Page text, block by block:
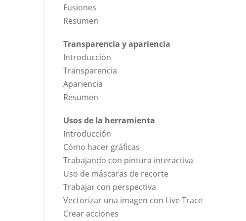
Fusiones
Resumen
Transparencia y apariencia
Introducción
Transparencia
Apariencia
Resumen
Usos de la herramienta
Introducción
Cómo hacer gráficas
Trabajando con pintura interactiva
Uso de máscaras de recorte
Trabajar con perspectiva
Vectorizar una imagen con Live Trace
Crear acciones